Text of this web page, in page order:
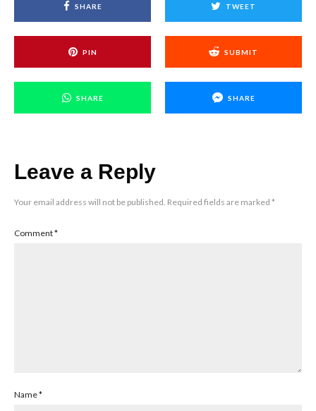
SHARE TWEET
PIN SUBMIT
SHARE SHARE
Leave a Reply
Your email address will not be published. Required fields are marked *
Comment*
Name*